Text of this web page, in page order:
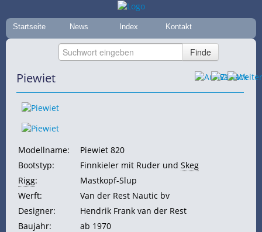
Startseite News Index Kontakt
Piewiet
Modellname:
Piewiet 820
Bootstyp:
Finnkieler mit Ruder und Skeg
Rigg:
Mastkopf-Slup
Werft:
Van der Rest Nautic bv
Designer:
Hendrik Frank van der Rest
Baujahr:
ab 1970